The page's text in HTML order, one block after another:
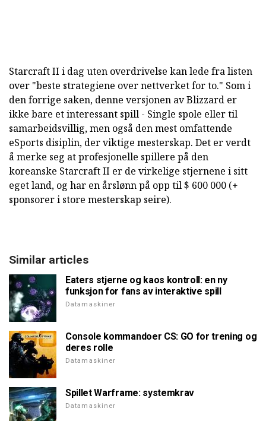
Starcraft II i dag uten overdrivelse kan lede fra listen
over "beste strategiene over nettverket for to." Som i
den forrige saken, denne versjonen av Blizzard er
ikke bare et interessant spill - Single spole eller til
samarbeidsvillig, men også den mest omfattende
eSports disiplin, der viktige mesterskap. Det er verdt
å merke seg at profesjonelle spillere på den
koreanske Starcraft II er de virkelige stjernene i sitt
eget land, og har en årslønn på opp til $ 600 000 (+
sponsorer i store mesterskap seire).
Similar articles
Eaters stjerne og kaos kontroll: en ny
funksjon for fans av interaktive spill
Datamaskiner
Console kommandoer CS: GO for trening og
deres rolle
Datamaskiner
Spillet Warframe: systemkrav
Datamaskiner